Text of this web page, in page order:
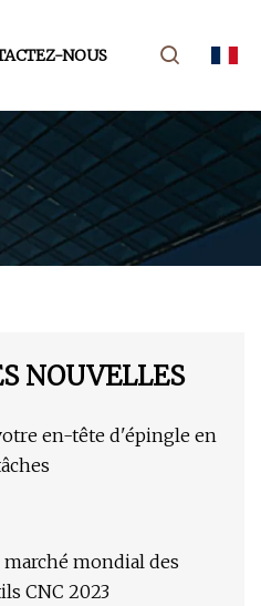
NOUS
NOUVELLES
en-tête d'épingle en
mondial des
CNC 2023